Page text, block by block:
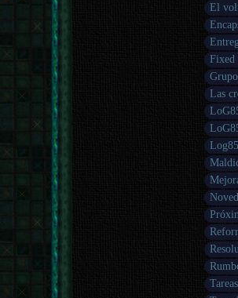
El
Fixed
Las